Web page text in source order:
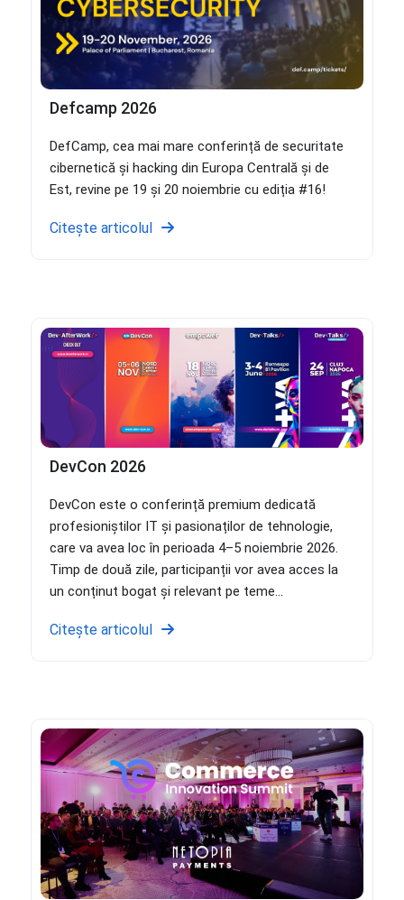
Defcamp 2026
DefCamp, cea mai mare conferință de securitate
cibernetică și hacking din Europa Centrală și de
Est, revine pe 19 și 20 noiembrie cu ediția #16!
Citește articolul
DevCon 2026
DevCon este o conferință premium dedicată
profesioniștilor IT și pasionaților de tehnologie,
care va avea loc în perioada 4–5 noiembrie 2026.
Timp de două zile, participanții vor avea acces la
un conținut bogat și relevant pe teme...
Citește articolul